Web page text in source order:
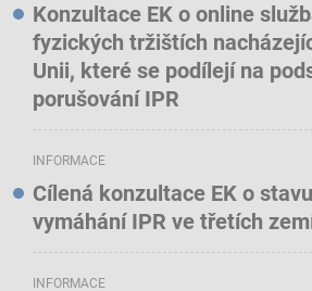
Konzultace EK o online
fyzických tržištích
Unii, které se podílejí na
porušování IPR
INFORMACE
Cílená konzultace EK o
vymáhání IPR ve třetích
INFORMACE